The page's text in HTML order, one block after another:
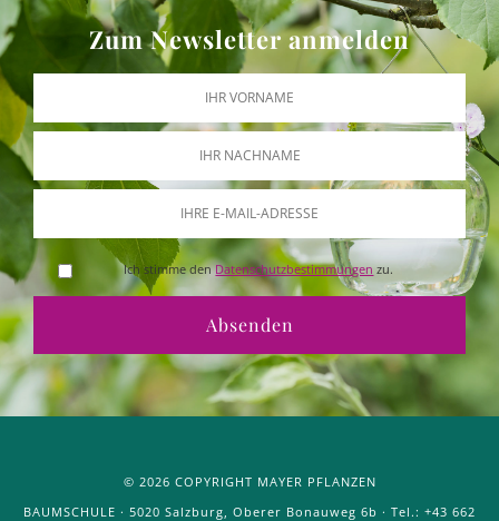
Zum Newsletter anmelden
Ich stimme denDatenschutzbestimmungenzu.
© 2026 COPYRIGHT MAYER PFLANZEN
BAUMSCHULE · 5020 Salzburg, Oberer Bonauweg 6b · Tel.: +43 662